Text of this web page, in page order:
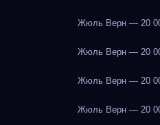
Жюль Верн — 20
Жюль Верн — 20
Жюль Верн — 20
Жюль Верн — 20